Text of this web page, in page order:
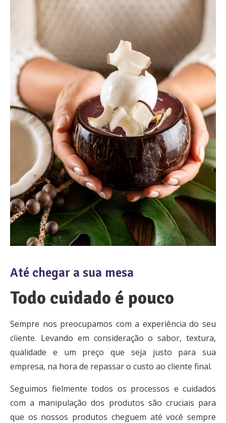
Até chegar a sua mesa
Todo cuidado é pouco
Sempre nos preocupamos com a experiência do seu
cliente. Levando em consideração o sabor, textura,
qualidade e um preço que seja justo para sua
empresa, na hora de repassar o custo ao cliente final.
Seguimos fielmente todos os processos e cuidados
com a manipulação dos produtos são cruciais para
que os nossos produtos cheguem até você sempre